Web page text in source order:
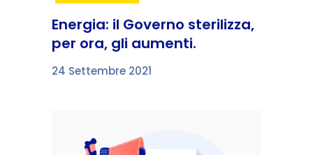
Energia: il Governo sterilizza,
per ora, gli aumenti.
24 Settembre 2021